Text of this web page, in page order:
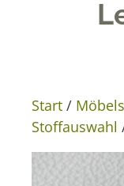
Start /
Stoffauswahl